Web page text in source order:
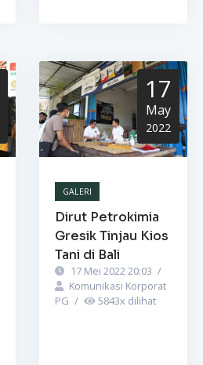
17
May
2022
GALERI
Dirut Petrokimia
Gresik Tinjau Kios
Tani di Bali
17 Mei 2022 20:03 /
Komunikasi Korporat
PG / 5843x dilihat